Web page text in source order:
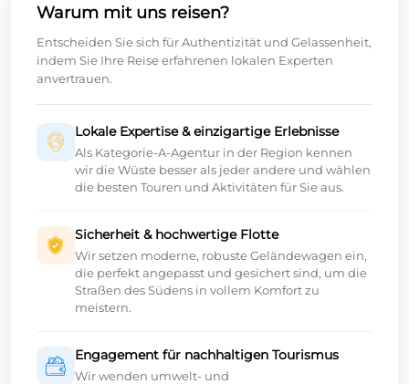
Warum mit uns reisen?
Entscheiden Sie sich für Authentizität und Gelassenheit,
indem Sie Ihre Reise erfahrenen lokalen Experten
anvertrauen.
Lokale Expertise & einzigartige Erlebnisse
Als Kategorie-A-Agentur in der Region kennen
wir die Wüste besser als jeder andere und wählen
die besten Touren und Aktivitäten für Sie aus.
Sicherheit & hochwertige Flotte
Wir setzen moderne, robuste Geländewagen ein,
die perfekt angepasst und gesichert sind, um die
Straßen des Südens in vollem Komfort zu
meistern.
Engagement für nachhaltigen Tourismus
Wir wenden umwelt- und